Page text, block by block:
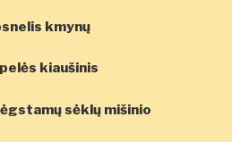
kmynų
kiaušinis
sėklų mišinio